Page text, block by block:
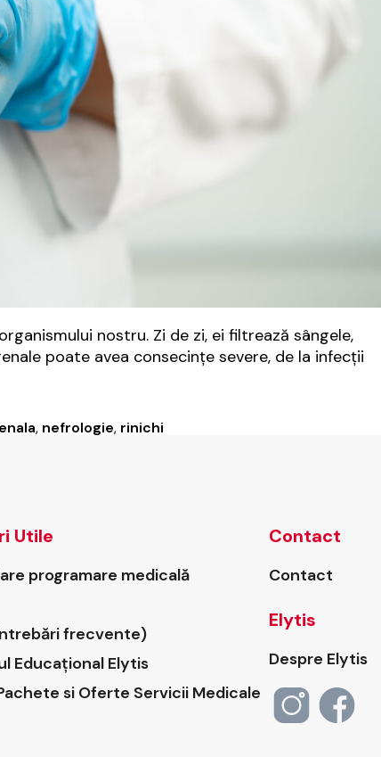
nostru. Zi de zi, ei filtrează sângele,
poate avea consecințe severe, de la infecții
, nefrologie, rinichi
Utile
programare medicală
frecvente)
Educațional Elytis
si Oferte Servicii Medicale
Contact
Contact
Elytis
Despre Elytis